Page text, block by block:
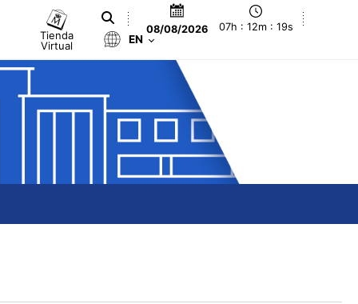
Tienda
Virtual
08/08/2026 07h : 12m : 20s
EN